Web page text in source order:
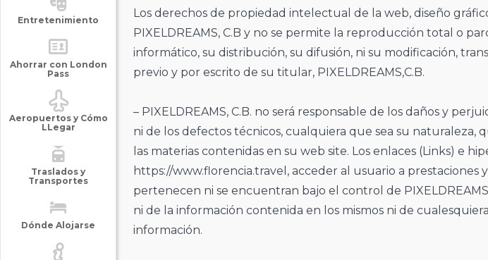
Entretenimiento
Ahorrar con London
Pass
Aeropuertos y Cómo
LLegar
Traslados y
Transportes
Dónde Alojarse
Los derechos de propiedad intelectual de la web, diseño
PIXELDREAMS, C.B y no se permite la reproducción total o
informático, su distribución, su difusión, ni su modificación,
previo y por escrito de su titular, PIXELDREAMS,C.B.
– PIXELDREAMS, C.B. no será responsable de los daños y
ni de los defectos técnicos, cualquiera que sea su naturaleza,
las materias contenidas en su web site. Los enlaces (Links) e
https://www.florencia.travel, acceder al usuario a prestaciones
pertenecen ni se encuentran bajo el control de
ni de la información contenida en los mismos ni de
información.